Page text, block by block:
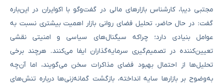
مجتبی دیبا، کارشناس بازارهای مالی در گفت‌وگو با اکوایران در این‌باره
گفت: در حال حاضر، تحلیل فضای روانی بازار اهمیت بیشتری نسبت به
عوامل بنیادی دارد؛ چراکه سیگنال‌های سیاسی و امنیتی نقشی
تعیین‌کننده در تصمیم‌گیری سرمایه‌گذاران ایفا می‌کنند. هرچند برخی
تحلیل‌ها از احتمال بهبود فضای مذاکرات سخن می‌گویند، اما آن‌چه
به‌وضوح بر بازارها سایه انداخته، بازگشت گمانه‌زنی‌ها درباره تنش‌های